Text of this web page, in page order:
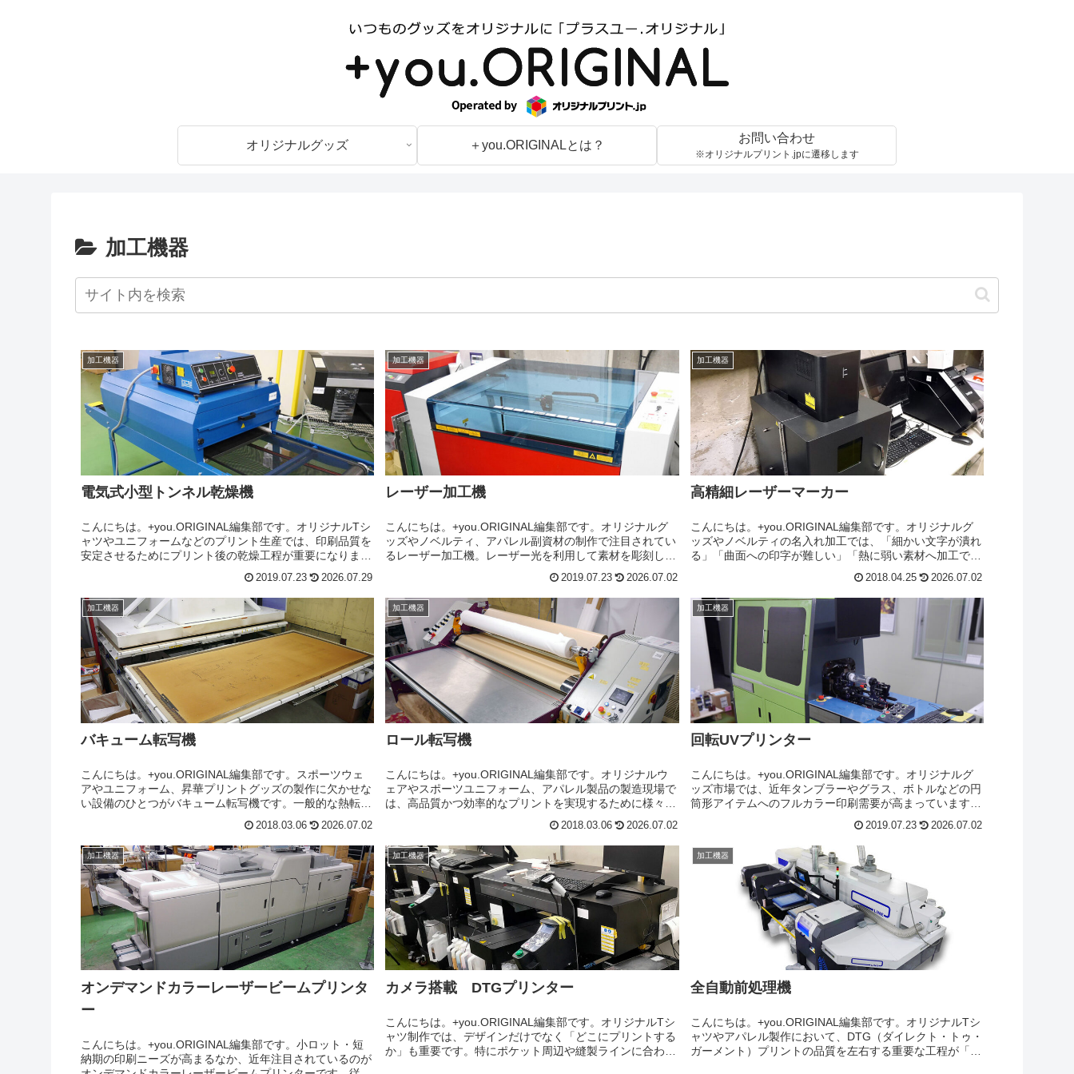
オリジナルグッズ ＋you.ORIGINALとは？
お問い合わせ
※オリジナルプリント.jpに遷移します
加工機器
加工機器
電気式小型トンネル乾燥機
こんにちは。+you.ORIGINAL編集部です。オリジナルTシ
ャツやユニフォームなどのプリント生産では、印刷品質を
安定させるためにプリント後の乾燥工程が重要になりま
2019.07.23 2026.07.29
加工機器
レーザー加工機
こんにちは。+you.ORIGINAL編集部です。オリジナルグ
ッズやノベルティ、アパレル副資材の制作で注目されてい
るレーザー加工機。レーザー光を利用して素材を彫刻した
2019.07.23 2026.07.02
加工機器
高精細レーザーマーカー
こんにちは。+you.ORIGINAL編集部です。オリジナルグ
ッズやノベルティの名入れ加工では、「細かい文字が潰れ
る」「曲面への印字が難しい」「熱に弱い素材へ加工でき
2018.04.25 2026.07.02
加工機器
バキューム転写機
こんにちは。+you.ORIGINAL編集部です。スポーツウェ
アやユニフォーム、昇華プリントグッズの製作に欠かせな
い設備のひとつがバキューム転写機です。一般的な熱転写
2018.03.06 2026.07.02
加工機器
ロール転写機
こんにちは。+you.ORIGINAL編集部です。オリジナルウ
ェアやスポーツユニフォーム、アパレル製品の製造現場で
は、高品質かつ効率的なプリントを実現するために様々な
2018.03.06 2026.07.02
加工機器
回転UVプリンター
こんにちは。+you.ORIGINAL編集部です。オリジナルグ
ッズ市場では、近年タンブラーやグラス、ボトルなどの円
筒形アイテムへのフルカラー印刷需要が高まっています。
2019.07.23 2026.07.02
加工機器
オンデマンドカラーレーザービームプリンタ
ー
こんにちは。+you.ORIGINAL編集部です。小ロット・短
納期の印刷ニーズが高まるなか、近年注目されているのが
加工機器
カメラ搭載 DTGプリンター
こんにちは。+you.ORIGINAL編集部です。オリジナルTシ
ャツ制作では、デザインだけでなく「どこにプリントする
か」も重要です。特にポケット周辺や縫製ラインに合わせ
加工機器
全自動前処理機
こんにちは。+you.ORIGINAL編集部です。オリジナルTシ
ャツやアパレル製作において、DTG（ダイレクト・トゥ・
ガーメント）プリントの品質を左右する重要な工程が「前